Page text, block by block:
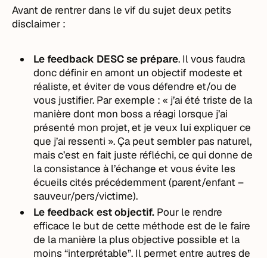
Avant de rentrer dans le vif du sujet deux petits
disclaimer :
Le feedback DESC se prépare. Il vous faudra
donc définir en amont un objectif modeste et
réaliste, et éviter de vous défendre et/ou de
vous justifier. Par exemple : « j’ai été triste de la
manière dont mon boss a réagi lorsque j’ai
présenté mon projet, et je veux lui expliquer ce
que j’ai ressenti ». Ça peut sembler pas naturel,
mais c’est en fait juste réfléchi, ce qui donne de
la consistance à l’échange et vous évite les
écueils cités précédemment (parent/enfant –
sauveur/pers/victime).
Le feedback est objectif. Pour le rendre
efficace le but de cette méthode est de le faire
de la manière la plus objective possible et la
moins “interprétable”. Il permet entre autres de